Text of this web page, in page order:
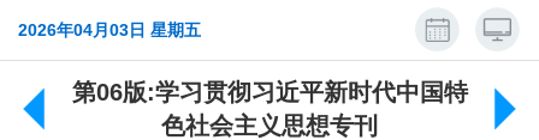
2026年04月03日 星期五
第06版:学习贯彻习近平新时代中国特
色社会主义思想专刊